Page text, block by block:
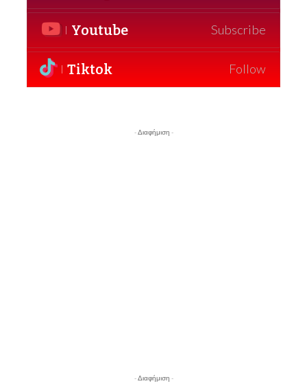
Youtube Subscribe
Tiktok Follow
- Διαφήμιση -
- Διαφήμιση -